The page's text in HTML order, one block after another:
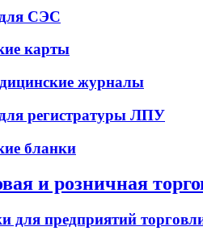
СЭС
карты
журналы
регистратуры ЛПУ
бланки
и розничная
для предприятий